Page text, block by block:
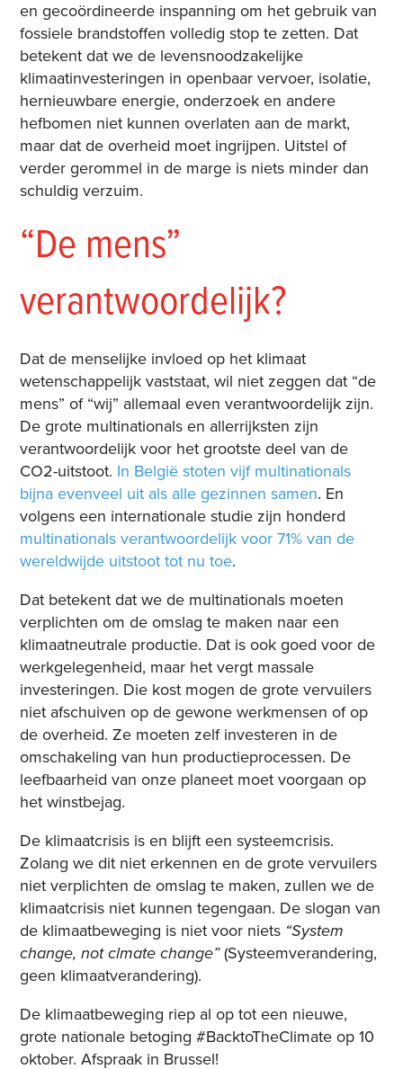
en gecoördineerde inspanning om het gebruik van
fossiele brandstoffen volledig stop te zetten. Dat
betekent dat we de levensnoodzakelijke
klimaatinvesteringen in openbaar vervoer, isolatie,
hernieuwbare energie, onderzoek en andere
hefbomen niet kunnen overlaten aan de markt,
maar dat de overheid moet ingrijpen. Uitstel of
verder gerommel in de marge is niets minder dan
schuldig verzuim.
“De mens”
verantwoordelijk?
Dat de menselijke invloed op het klimaat
wetenschappelijk vaststaat, wil niet zeggen dat “de
mens” of “wij” allemaal even verantwoordelijk zijn.
De grote multinationals en allerrijksten zijn
verantwoordelijk voor het grootste deel van de
CO2-uitstoot. In België stoten vijf multinationals
bijna evenveel uit als alle gezinnen samen. En
volgens een internationale studie zijn honderd
multinationals verantwoordelijk voor 71% van de
wereldwijde uitstoot tot nu toe.
Dat betekent dat we de multinationals moeten
verplichten om de omslag te maken naar een
klimaatneutrale productie. Dat is ook goed voor de
werkgelegenheid, maar het vergt massale
investeringen. Die kost mogen de grote vervuilers
niet afschuiven op de gewone werkmensen of op
de overheid. Ze moeten zelf investeren in de
omschakeling van hun productieprocessen. De
leefbaarheid van onze planeet moet voorgaan op
het winstbejag.
De klimaatcrisis is en blijft een systeemcrisis.
Zolang we dit niet erkennen en de grote vervuilers
niet verplichten de omslag te maken, zullen we de
klimaatcrisis niet kunnen tegengaan. De slogan van
de klimaatbeweging is niet voor niets “System
change, not clmate change”(Systeemverandering,
geen klimaatverandering).
De klimaatbeweging riep al op tot een nieuwe,
grote nationale betoging #BacktoTheClimate op 10
oktober. Afspraak in Brussel!